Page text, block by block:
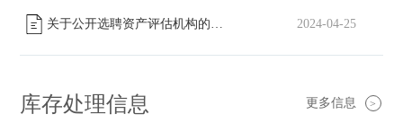
关于公开选聘资产评估机构的公告 2024-04-25
库存处理信息 更多信息 >